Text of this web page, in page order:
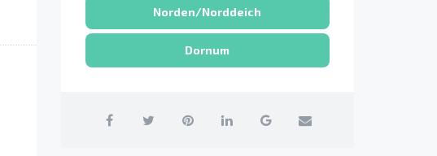
Norden/Norddeich
Dornum